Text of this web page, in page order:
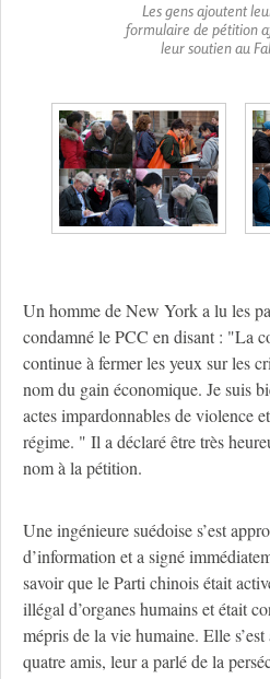
Les gens ajoutent
formulaire de pétition
leur soutien au
Un homme de New York a lu les
condamné le PCC en disant : "La
continue à fermer les yeux sur les
nom du gain économique. Je suis
actes impardonnables de violence
régime. " Il a déclaré être très
nom à la pétition.
Une ingénieure suédoise s’est
d’information et a signé
savoir que le Parti chinois était
illégal d’organes humains et était
mépris de la vie humaine. Elle
quatre amis, leur a parlé de la